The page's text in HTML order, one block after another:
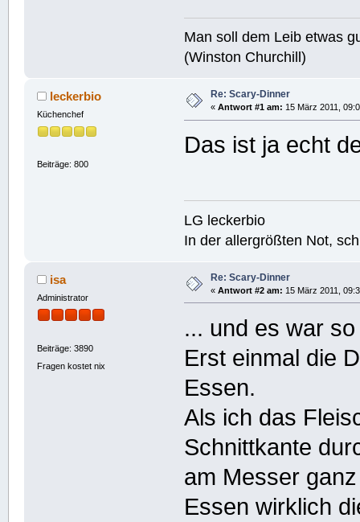
Man soll dem Leib etwas
(Winston Churchill)
leckerbio
Küchenchef
Beiträge: 800
Re: Scary-Dinner
« Antwort #1 am: 15 März 2011,
Das ist ja echt
LG leckerbio
In der allergrößten Not,
isa
Administrator
Beiträge: 3890
Fragen kostet nix
Re: Scary-Dinner
« Antwort #2 am: 15 März 2011,
... und es war
Erst einmal die
Essen.
Als ich das
Schnittkante
am Messer
Essen wirklich